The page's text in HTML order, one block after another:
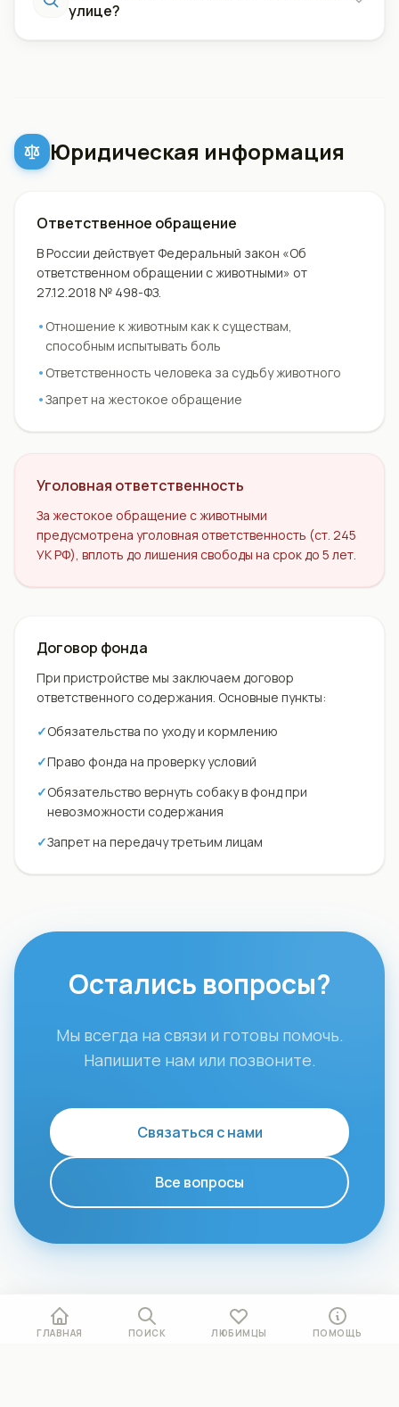
улице?
Юридическая информация
Ответственное обращение
В России действует Федеральный закон «Об
ответственном обращении с животными» от
27.12.2018 № 498-ФЗ.
• Отношение к животным как к существам,
способным испытывать боль
• Ответственность человека за судьбу животного
•Запрет на жестокое обращение
Уголовная ответственность
За жестокое обращение с животными
предусмотрена уголовная ответственность (ст. 245
УК РФ), вплоть до лишения свободы на срок до 5 лет.
Договор фонда
При пристройстве мы заключаем договор
ответственного содержания. Основные пункты:
✓Обязательства по уходу и кормлению
✓Право фонда на проверку условий
✓Обязательство вернуть собаку в фонд при
невозможности содержания
✓Запрет на передачу третьим лицам
Остались вопросы?
Мы всегда на связи и готовы помочь.
Напишите нам или позвоните.
Связаться с нами
Все вопросы
ГЛАВНАЯ ПОИСК ЛЮБИМЦЫ ПОМОЩЬ